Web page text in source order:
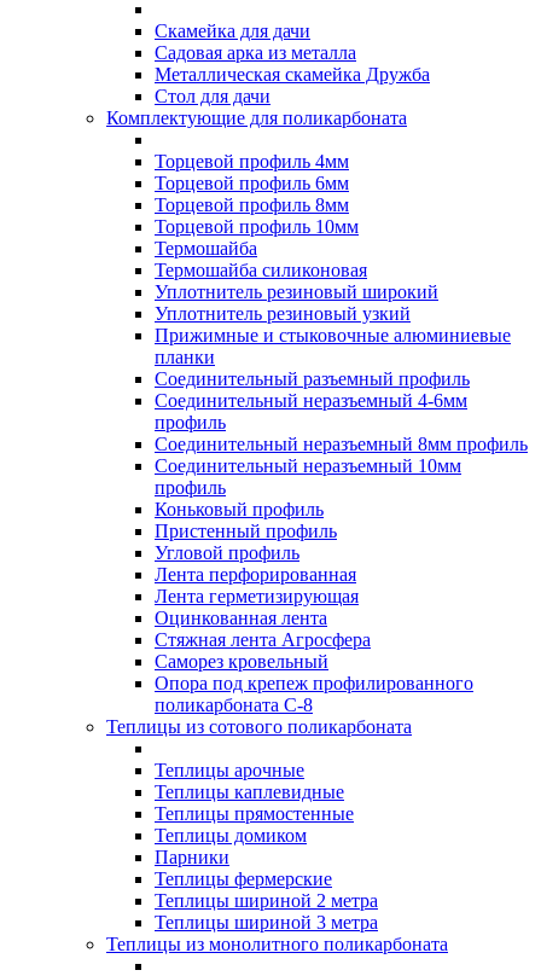
Скамейка для дачи
Садовая арка из металла
Металлическая скамейка Дружба
Стол для дачи
Комплектующие для поликарбоната
Торцевой профиль 4мм
Торцевой профиль 6мм
Торцевой профиль 8мм
Торцевой профиль 10мм
Термошайба
Термошайба силиконовая
Уплотнитель резиновый широкий
Уплотнитель резиновый узкий
Прижимные и стыковочные алюминиевые
планки
Соединительный разъемный профиль
Соединительный неразъемный 4-6мм
профиль
Соединительный неразъемный 8мм профиль
Соединительный неразъемный 10мм
профиль
Коньковый профиль
Пристенный профиль
Угловой профиль
Лента перфорированная
Лента герметизирующая
Оцинкованная лента
Стяжная лента Агросфера
Саморез кровельный
Опора под крепеж профилированного
поликарбоната С-8
Теплицы из сотового поликарбоната
Теплицы арочные
Теплицы каплевидные
Теплицы прямостенные
Теплицы домиком
Парники
Теплицы фермерские
Теплицы шириной 2 метра
Теплицы шириной 3 метра
Теплицы из монолитного поликарбоната